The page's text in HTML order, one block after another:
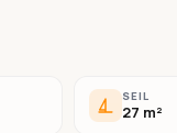
SEIL
27 m²